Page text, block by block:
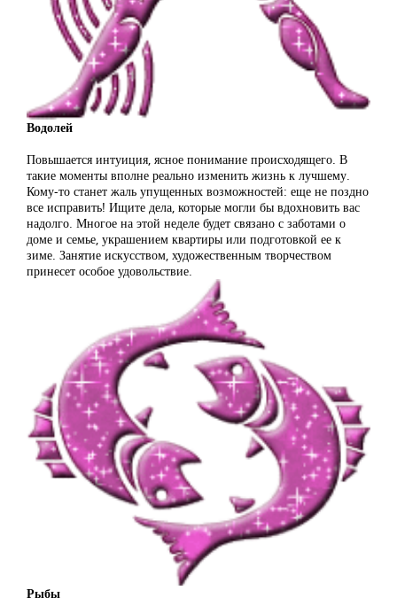
Водолей
Повышается интуиция, ясное понимание происходящего. В
такие моменты вполне реально изменить жизнь к лучшему.
Кому-то станет жаль упущенных возможностей: еще не поздно
все исправить! Ищите дела, которые могли бы вдохновить вас
надолго. Многое на этой неделе будет связано с заботами о
доме и семье, украшением квартиры или подготовкой ее к
зиме. Занятие искусством, художественным творчеством
принесет особое удовольствие.
Рыбы